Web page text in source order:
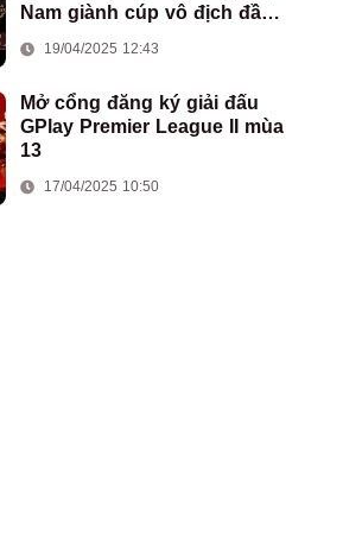
Nam giành cúp vô địch đầu
19/04/2025 12:43
Mở cổng đăng ký giải đấu
GPlay Premier League II mùa
13
17/04/2025 10:50